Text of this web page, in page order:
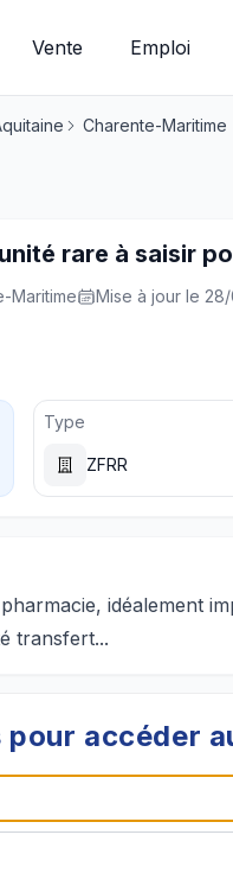
Vente Emploi
Charente-Maritime
rare à saisir
Maritime Mise à jour le
Type
ZFRR
idéalement
transfert...
accéder